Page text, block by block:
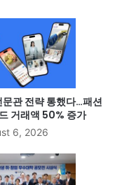
문관 전략 통했다…패션
거래액 50% 증가
6, 2026